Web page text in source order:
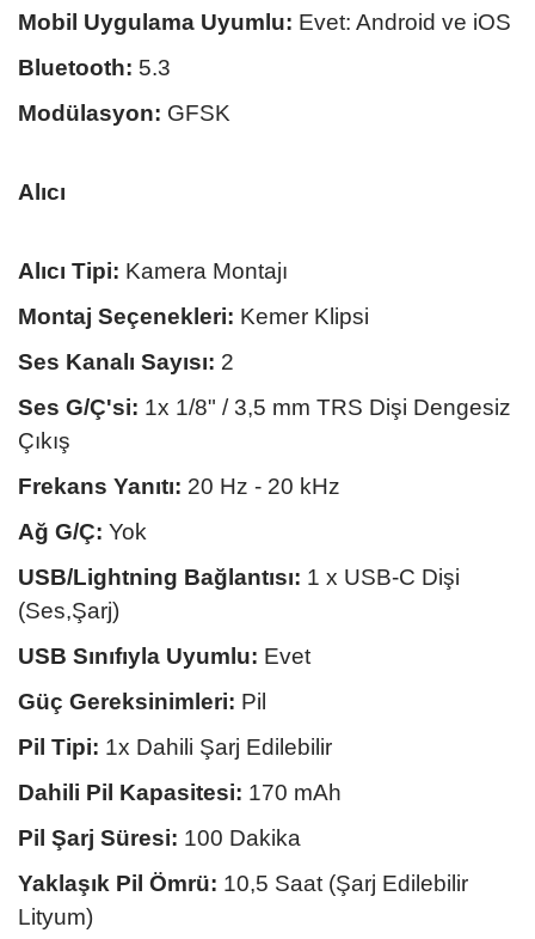
Mobil Uygulama Uyumlu: Evet: Android ve iOS
Bluetooth: 5.3
Modülasyon: GFSK
Alıcı
Alıcı Tipi: Kamera Montajı
Montaj Seçenekleri: Kemer Klipsi
Ses Kanalı Sayısı: 2
Ses G/Ç'si: 1x 1/8" / 3,5 mm TRS Dişi Dengesiz
Çıkış
Frekans Yanıtı: 20 Hz - 20 kHz
Ağ G/Ç: Yok
USB/Lightning Bağlantısı: 1 x USB-C Dişi
(Ses,Şarj)
USB Sınıfıyla Uyumlu: Evet
Güç Gereksinimleri: Pil
Pil Tipi: 1x Dahili Şarj Edilebilir
Dahili Pil Kapasitesi: 170 mAh
Pil Şarj Süresi: 100 Dakika
Yaklaşık Pil Ömrü: 10,5 Saat (Şarj Edilebilir
Lityum)